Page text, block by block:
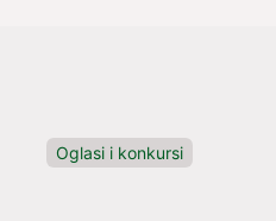
Oglasi i konkursi